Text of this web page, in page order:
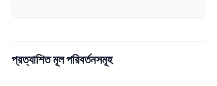
প্রত্যাশিত মূল পরিবর্তনসমূহ